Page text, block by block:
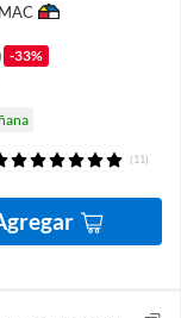
-33%
(11)